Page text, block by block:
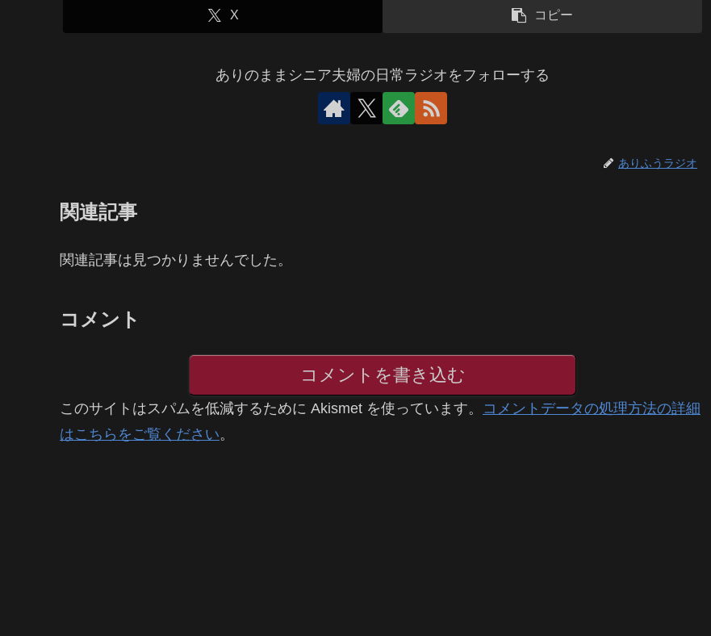
X コピー
ありのままシニア夫婦の日常ラジオをフォローする
ありふうラジオ
関連記事
関連記事は見つかりませんでした。
コメント
コメントを書き込む
このサイトはスパムを低減するために Akismet を使っています。 コメントデータの処理方法の詳細
はこちらをご覧ください。